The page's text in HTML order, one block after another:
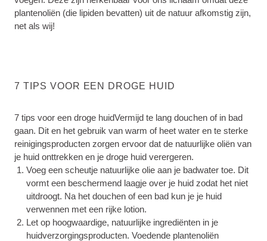
plantenoliën (die lipiden bevatten) uit de natuur afkomstig zijn,
net als wij!
7 TIPS VOOR EEN DROGE HUID
7 tips voor een droge huidVermijd te lang douchen of in bad
gaan. Dit en het gebruik van warm of heet water en te sterke
reinigingsproducten zorgen ervoor dat de natuurlijke oliën van
je huid onttrekken en je droge huid verergeren.
Voeg een scheutje natuurlijke olie aan je badwater toe. Dit
vormt een beschermend laagje over je huid zodat het niet
uitdroogt. Na het douchen of een bad kun je je huid
verwennen met een rijke lotion.
Let op hoogwaardige, natuurlijke ingrediënten in je
huidverzorgingsproducten. Voedende plantenoliën